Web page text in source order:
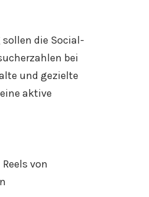
die Social-
bei
und gezielte
aktive
von